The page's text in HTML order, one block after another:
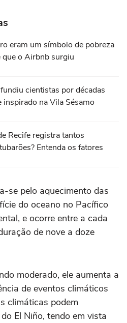
eram um símbolo de pobreza
que o Airbnb surgiu
cientistas por décadas
inspirado na Vila Sésamo
Recife registra tantos
Entenda os fatores
se pelo aquecimento das
do oceano no Pacífico
e ocorre entre a cada
de nove a doze
moderado, ele aumenta a
de eventos climáticos
climáticas podem
El Niño, tendo em vista